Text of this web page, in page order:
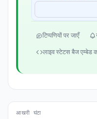
टिप्पणियों पर जाएँ
लाइव स्टेटस बैज एम्बेड
आखरी घंटा